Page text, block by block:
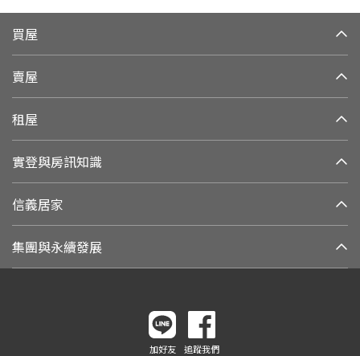
買屋
賣屋
租屋
實登與房訊知識
信義居家
集團與永續發展
加好友 追蹤我們